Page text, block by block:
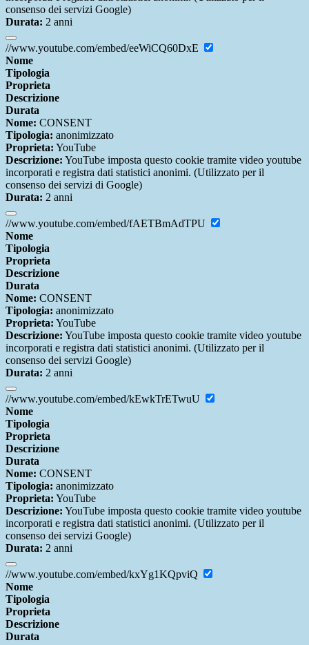
consenso dei servizi Google)
Durata: 2 anni
//www.youtube.com/embed/eeWiCQ60DxE
Nome
Tipologia
Proprieta
Descrizione
Durata
Nome: CONSENT
Tipologia: anonimizzato
Proprieta: YouTube
Descrizione: YouTube imposta questo cookie tramite video youtube
incorporati e registra dati statistici anonimi. (Utilizzato per il
consenso dei servizi di Google)
Durata: 2 anni
//www.youtube.com/embed/fAETBmAdTPU
Nome
Tipologia
Proprieta
Descrizione
Durata
Nome: CONSENT
Tipologia: anonimizzato
Proprieta: YouTube
Descrizione: YouTube imposta questo cookie tramite video youtube
incorporati e registra dati statistici anonimi. (Utilizzato per il
consenso dei servizi Google)
Durata: 2 anni
//www.youtube.com/embed/kEwkTrETwuU
Nome
Tipologia
Proprieta
Descrizione
Durata
Nome: CONSENT
Tipologia: anonimizzato
Proprieta: YouTube
Descrizione: YouTube imposta questo cookie tramite video youtube
incorporati e registra dati statistici anonimi. (Utilizzato per il
consenso dei servizi Google)
Durata: 2 anni
//www.youtube.com/embed/kxYg1KQpviQ
Nome
Tipologia
Proprieta
Descrizione
Durata